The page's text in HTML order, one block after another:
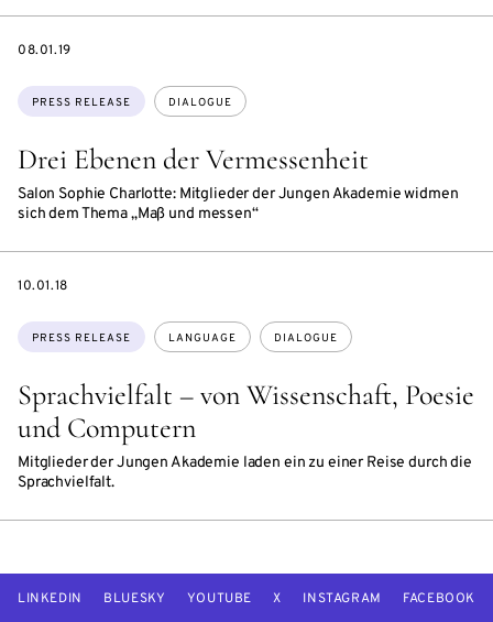
Drei Ebenen der Vermessenheit
Salon Sophie Charlotte: Mitglieder der Jungen Akademie widmen
sich dem Thema „Maß und messen“
Topics:
PRESS RELEASE DIALOGUE
DATE
08.01.19
Sprachvielfalt – von Wissenschaft, Poesie
und Computern
Mitglieder der Jungen Akademie laden ein zu einer Reise durch die
Sprachvielfalt.
Topics:
PRESS RELEASE LANGUAGE DIALOGUE
DATE
10.01.18
LINKEDIN BLUESKY YOUTUBE X INSTAGRAM FACEBOOK